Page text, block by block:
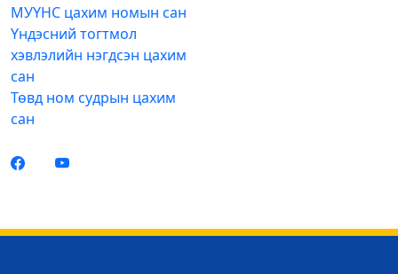
МУҮНС цахим номын сан
Үндэсний тогтмол
хэвлэлийн нэгдсэн цахим
сан
Төвд ном судрын цахим
сан